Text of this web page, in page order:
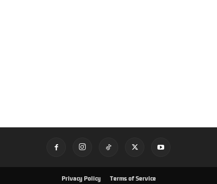
Privacy Policy Terms of Service